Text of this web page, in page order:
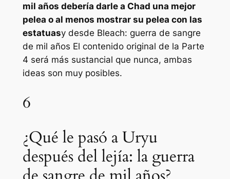
mil años debería darle a Chad una mejor
pelea o al menos mostrar su pelea con las
estatuasy desde Bleach: guerra de sangre
de mil años El contenido original de la Parte
4 será más sustancial que nunca, ambas
ideas son muy posibles.
6
¿Qué le pasó a Uryu
después del lejía: la guerra